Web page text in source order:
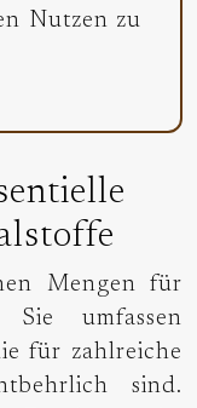
Nutzen zu
Mengen für
umfassen
für zahlreiche
sind.